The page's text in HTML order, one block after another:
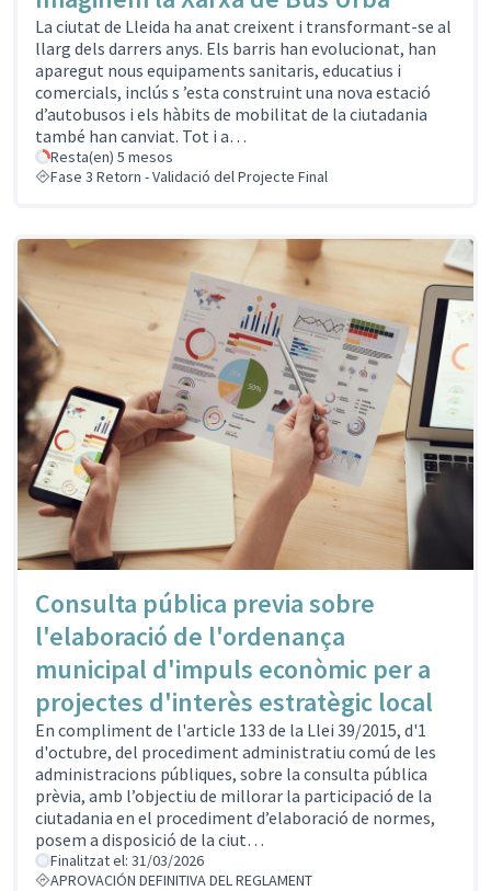
La ciutat de Lleida ha anat creixent i transformant-se al
llarg dels darrers anys. Els barris han evolucionat, han
aparegut nous equipaments sanitaris, educatius i
comercials, inclús s ’esta construint una nova estació
d’autobusos i els hàbits de mobilitat de la ciutadania
també han canviat. Tot i a…
Resta(en) 5 mesos
Fase 3 Retorn - Validació del Projecte Final
Consulta pública previa sobre
l'elaboració de l'ordenança
municipal d'impuls econòmic per a
projectes d'interès estratègic local
En compliment de l'article 133 de la Llei 39/2015, d'1
d'octubre, del procediment administratiu comú de les
administracions públiques, sobre la consulta pública
prèvia, amb l’objectiu de millorar la participació de la
ciutadania en el procediment d’elaboració de normes,
posem a disposició de la ciut…
Finalitzat el: 31/03/2026
APROVACIÓN DEFINITIVA DEL REGLAMENT